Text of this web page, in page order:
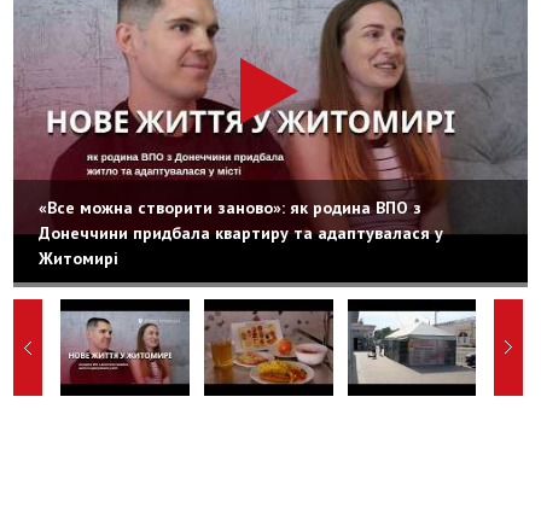
«Все можна створити заново»: як родина ВПО з
Донеччини придбала квартиру та адаптувалася у
Житомирі